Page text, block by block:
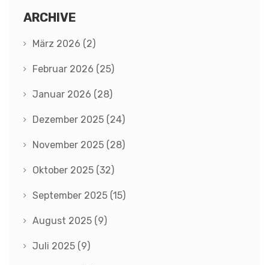
ARCHIVE
März 2026 (2)
Februar 2026 (25)
Januar 2026 (28)
Dezember 2025 (24)
November 2025 (28)
Oktober 2025 (32)
September 2025 (15)
August 2025 (9)
Juli 2025 (9)